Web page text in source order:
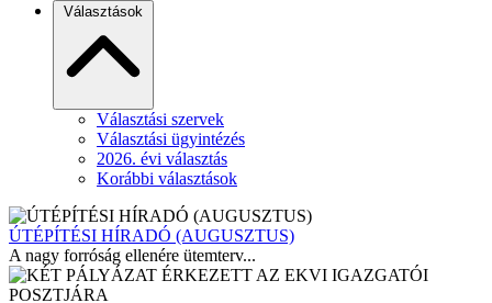
Választások
Választási szervek
Választási ügyintézés
2026. évi választás
Korábbi választások
ÚTÉPÍTÉSI HÍRADÓ (AUGUSZTUS)
A nagy forróság ellenére ütemterv...